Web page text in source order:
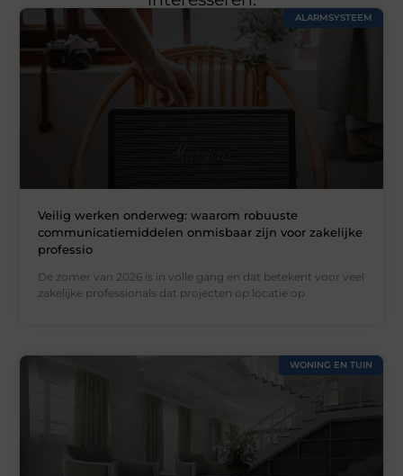
ALARMSYSTEEM
Veilig werken onderweg: waarom robuuste
communicatiemiddelen onmisbaar zijn voor zakelijke
professio
De zomer van 2026 is in volle gang en dat betekent voor veel
zakelijke professionals dat projecten op locatie op
WONING EN TUIN